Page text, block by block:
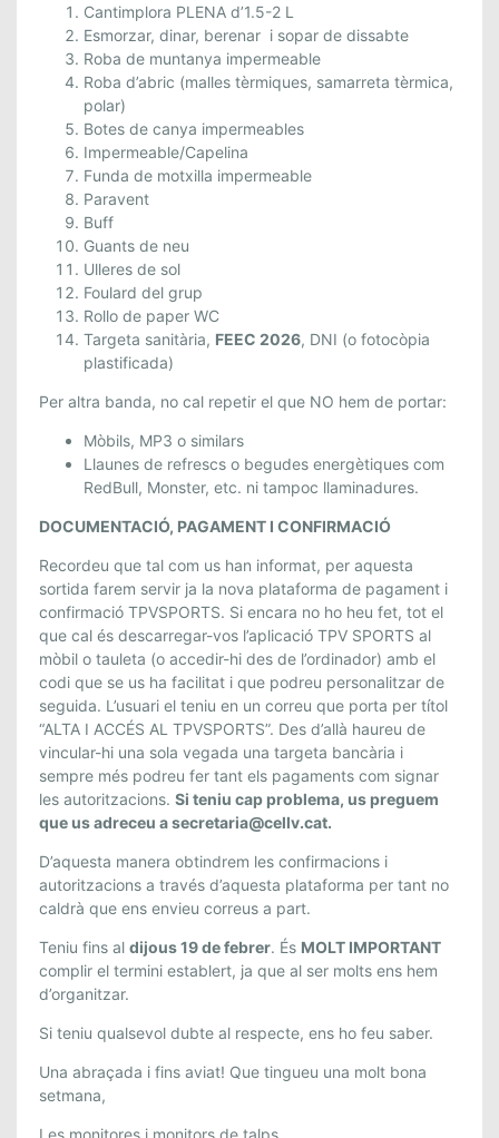
Cantimplora PLENA d’1.5-2 L
Esmorzar, dinar, berenar i sopar de dissabte
Roba de muntanya impermeable
Roba d’abric (malles tèrmiques, samarreta tèrmica,
polar)
Botes de canya impermeables
Impermeable/Capelina
Funda de motxilla impermeable
Paravent
Buff
Guants de neu
Ulleres de sol
Foulard del grup
Rollo de paper WC
Targeta sanitària, FEEC 2026, DNI (o fotocòpia
plastificada)
Per altra banda, no cal repetir el que NO hem de portar:
Mòbils, MP3 o similars
Llaunes de refrescs o begudes energètiques com
RedBull, Monster, etc. ni tampoc llaminadures.
DOCUMENTACIÓ, PAGAMENT I CONFIRMACIÓ
Recordeu que tal com us han informat, per aquesta
sortida farem servir ja la nova plataforma de pagament i
confirmació TPVSPORTS. Si encara no ho heu fet, tot el
que cal és descarregar-vos l’aplicació TPV SPORTS al
mòbil o tauleta (o accedir-hi des de l’ordinador) amb el
codi que se us ha facilitat i que podreu personalitzar de
seguida. L’usuari el teniu en un correu que porta per títol
“ALTA I ACCÉS AL TPVSPORTS”. Des d’allà haureu de
vincular-hi una sola vegada una targeta bancària i
sempre més podreu fer tant els pagaments com signar
les autoritzacions. Si teniu cap problema, us preguem
que us adreceu a secretaria@cellv.cat.
D’aquesta manera obtindrem les confirmacions i
autoritzacions a través d’aquesta plataforma per tant no
caldrà que ens envieu correus a part.
Teniu fins al dijous 19 de febrer. És MOLT IMPORTANT
complir el termini establert, ja que al ser molts ens hem
d’organitzar.
Si teniu qualsevol dubte al respecte, ens ho feu saber.
Una abraçada i fins aviat! Que tingueu una molt bona
setmana,
Les monitores i monitors de talps.